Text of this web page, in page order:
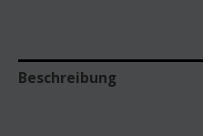
Beschreibung